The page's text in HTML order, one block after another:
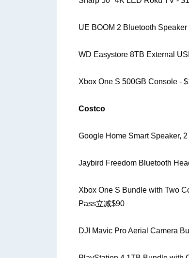
UE BOOM 2 Bluetooth
WD Easystore 8TB External
Xbox One S 500GB Console -
Costco
Google Home Smart Speaker,
Jaybird Freedom Bluetooth
Xbox One S Bundle with Two
Pass立减$90
DJI Mavic Pro Aerial Camera